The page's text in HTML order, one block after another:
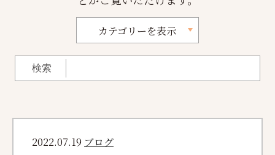
カテゴリーを表示
2022.07.19 ブログ